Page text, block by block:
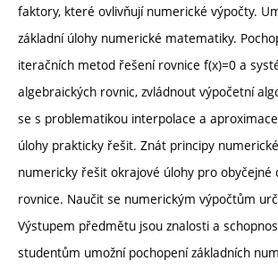
faktory, které ovlivňují numerické výpočty.
základní úlohy numerické matematiky.
iteračních metod řešení rovnice f(x)=0 a
algebraických rovnic, zvládnout výpočetní
se s problematikou interpolace a
úlohy prakticky řešit. Znát principy
numericky řešit okrajové úlohy pro obyčejné
rovnice. Naučit se numerickým výpočtům
Výstupem předmětu jsou znalosti a
studentům umožní pochopení základních